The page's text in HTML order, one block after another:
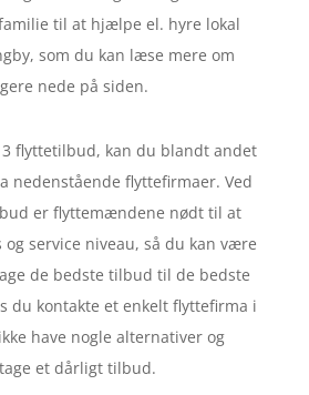
til at hjælpe el. hyre lokal
som du kan læse mere om
nede på siden.
flyttetilbud, kan du blandt andet
nedenstående flyttefirmaer. Ved
er flyttemændene nødt til at
service niveau, så du kan være
de bedste tilbud til de bedste
du kontakte et enkelt flyttefirma i
have nogle alternativer og
et dårligt tilbud.